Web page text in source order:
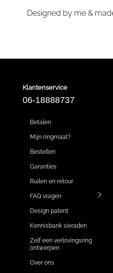
Designed by me &
Klantenservice
06-18888737
Betalen
Mijn ringmaat?
Bestellen
Garanties
Ruilen en retour
FAQ vragen
Design patent
Kennisbank sieraden
Zelf een verlovingsring
ontwerpen
Over ons